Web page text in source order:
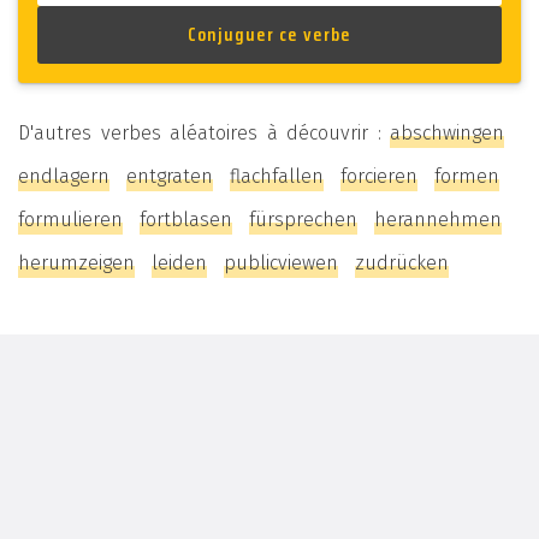
D'autres verbes aléatoires à découvrir : abschwingen
endlagern
entgraten flachfallen forcieren
formen
formulieren
fortblasen fürsprechen
herannehmen
herumzeigen
leiden publicviewen zudrücken